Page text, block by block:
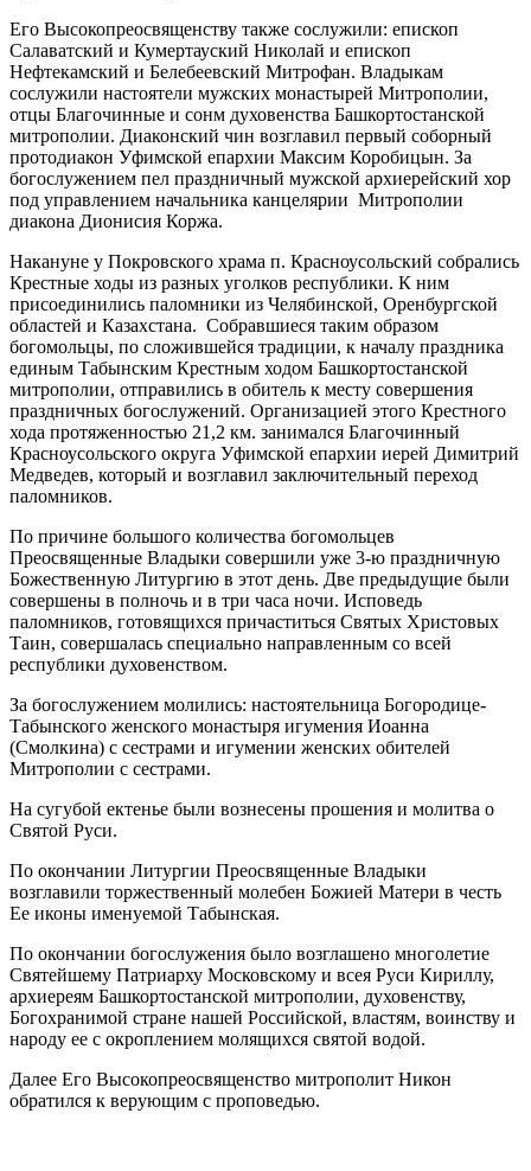
Его Высокопреосвященству также сослужили: епископ
Салаватский и Кумертауский Николай и епископ
Нефтекамский и Белебеевский Митрофан. Владыкам
сослужили настоятели мужских монастырей Митрополии,
отцы Благочинные и сонм духовенства Башкортостанской
митрополии. Диаконский чин возглавил первый соборный
протодиакон Уфимской епархии Максим Коробицын. За
богослужением пел праздничный мужской архиерейский хор
под управлением начальника канцелярии Митрополии
диакона Дионисия Коржа.
Накануне у Покровского храма п. Красноусольский собрались
Крестные ходы из разных уголков республики. К ним
присоединились паломники из Челябинской, Оренбургской
областей и Казахстана. Собравшиеся таким образом
богомольцы, по сложившейся традиции, к началу праздника
единым Табынским Крестным ходом Башкортостанской
митрополии, отправились в обитель к месту совершения
праздничных богослужений. Организацией этого Крестного
хода протяженностью 21,2 км. занимался Благочинный
Красноусольского округа Уфимской епархии иерей Димитрий
Медведев, который и возглавил заключительный переход
паломников.
По причине большого количества богомольцев
Преосвященные Владыки совершили уже 3-ю праздничную
Божественную Литургию в этот день. Две предыдущие были
совершены в полночь и в три часа ночи. Исповедь
паломников, готовящихся причаститься Святых Христовых
Таин, совершалась специально направленным со всей
республики духовенством.
За богослужением молились: настоятельница Богородице-
Табынского женского монастыря игумения Иоанна
(Смолкина) с сестрами и игумении женских обителей
Митрополии с сестрами.
На сугубой ектенье были вознесены прошения и молитва о
Святой Руси.
По окончании Литургии Преосвященные Владыки
возглавили торжественный молебен Божией Матери в честь
Ее иконы именуемой Табынская.
По окончании богослужения было возглашено многолетие
Святейшему Патриарху Московскому и всея Руси Кириллу,
архиереям Башкортостанской митрополии, духовенству,
Богохранимой стране нашей Российской, властям, воинству и
народу ее с окроплением молящихся святой водой.
Далее Его Высокопреосвященство митрополит Никон
обратился к верующим с проповедью.